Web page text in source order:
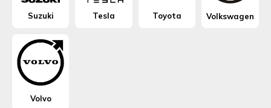
Suzuki Tesla Toyota Volkswagen
Volvo